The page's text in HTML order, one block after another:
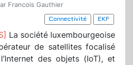
Francois Gauthier
Connectivité
EKF
La société luxembourgeoise
de satellites focalisé
des objets (IoT), et